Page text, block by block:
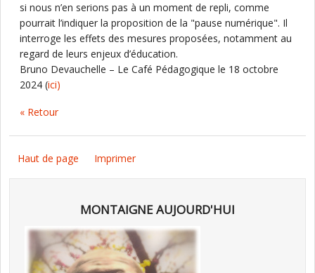
si nous n’en serions pas à un moment de repli, comme
pourrait l’indiquer la proposition de la "pause numérique". Il
interroge les effets des mesures proposées, notamment au
regard de leurs enjeux d’éducation.
Bruno Devauchelle – Le Café Pédagogique le 18 octobre
2024 (ici)
« Retour
Haut de page Imprimer
MONTAIGNE AUJOURD'HUI